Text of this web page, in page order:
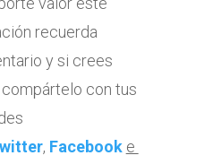
recuerda
y si crees
compártelo con tus
, Facebook e